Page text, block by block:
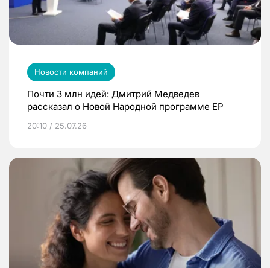
Новости компаний
Почти 3 млн идей: Дмитрий Медведев
рассказал о Новой Народной программе ЕР
20:10 / 25.07.26